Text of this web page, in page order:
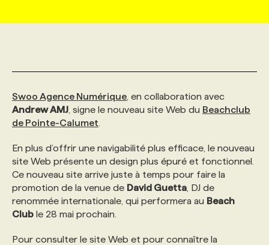
AFFAIRES DE L'INDUSTRIE
INITIATIVES NUMÉRIQUES
PRIX ET DISTINCTIONS
TENDANCES
WEB & MÉDIAS SOCIAUX
MARKETING DURABLE
GEO/SEO
ÉVÉNEMENTIEL
NOS AUTEUR‧RICES
INFOLETTRE PUBLICITÉ
ANNONCEZ AVEC NOUS
CONSULTER LA CVTHÈQUE
PROFIL ENTREPRISE
FAQ
ANNONCEZ AVEC NOUS
VOIR LES OFFRES
PROFIL CANDIDAT
FAQ
ANNONCEZ AVEC NOUS
NOS FORMATIONS EN LIGNE
NOS PARCOURS DE FORMATIONS
FORMATIONS PERSONNALISÉES
NOS FORMATEUR‧RICES
POURQUOI CHOISIR NOS FORMATIONS
CHASSE DE TÊTE
SERVICE DE CHASSE DE TÊTE
NOS TARIFS
NOS EXPERTISES
Swoo Agence Numérique , en collaboration avec
Andrew AMJ , signe le nouveau site Web du Beachclub
de Pointe-Calumet
En plus d’offrir une navigabilité plus efficace, le nouveau
site Web présente un design plus épuré et fonctionnel.
Ce nouveau site arrive juste à temps pour faire la
promotion de la venue de David Guetta , DJ de
renommée internationale, qui performera au Beach
Club le 28 mai prochain.
Pour consulter le site Web et pour connaître la